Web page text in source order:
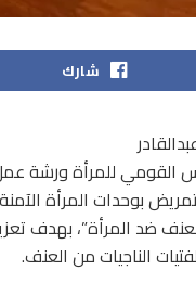
شارك
القومي للمرأة ورشة
بوحدات المرأة
ضد المرأة”، بهدف
الناجيات من العنف.